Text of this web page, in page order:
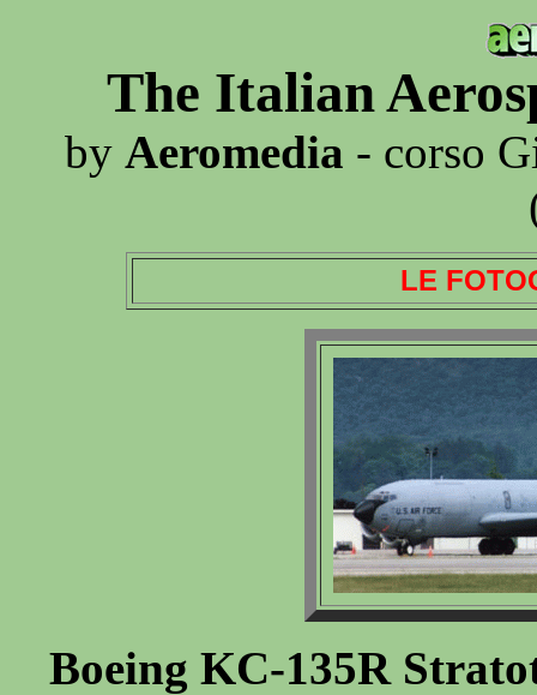
The Italian
by Aeromedia - corso
LE
Boeing KC-135R